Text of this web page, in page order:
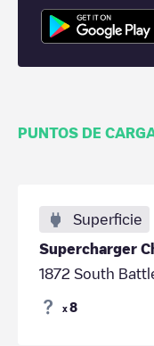
PUNTOS DE
Superficie
Supercharger
1872 South
x 8